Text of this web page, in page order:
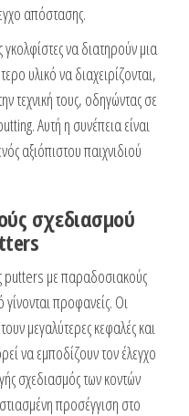
απόστασης.
να διατηρούν μια
υλικό να διαχειρίζονται,
τεχνική τους, οδηγώντας σε
Αυτή η συνέπεια είναι
αξιόπιστου παιχνιδιού
σχεδιασμού
putters με παραδοσιακούς
προφανείς. Οι
μεγαλύτερες κεφαλές και
να εμποδίζουν τον έλεγχο
σχεδιασμός των κοντών
προσέγγιση στο